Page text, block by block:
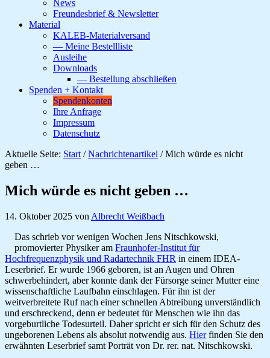
News
Freundesbrief & Newsletter
Material
KALEB-Materialversand
— Meine Bestellliste
Ausleihe
Downloads
— Bestellung abschließen
Spenden + Kontakt
Spendenkonten
Ihre Anfrage
Impressum
Datenschutz
Aktuelle Seite: Start / Nachrichtenartikel /Mich würde es nicht
geben …
Mich würde es nicht geben …
14. Oktober 2025 von Albrecht Weißbach
Das schrieb vor wenigen Wochen Jens Nitschkowski,
promovierter Physiker am Fraunhofer-Institut für
Hochfrequenzphysik und Radartechnik FHR in einem IDEA-
Leserbrief. Er wurde 1966 geboren, ist an Augen und Ohren
schwerbehindert, aber konnte dank der Fürsorge seiner Mutter eine
wissenschaftliche Laufbahn einschlagen. Für ihn ist der
weitverbreitete Ruf nach einer schnellen Abtreibung unverständlich
und erschreckend, denn er bedeutet für Menschen wie ihn das
vorgeburtliche Todesurteil. Daher spricht er sich für den Schutz des
ungeborenen Lebens als absolut notwendig aus. Hierfinden Sie den
erwähnten Leserbrief samt Porträt von Dr. rer. nat. Nitschkowski.